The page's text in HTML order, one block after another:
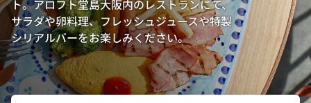
ト。アロフト堂島大阪内のレストランにて、
サラダや卵料理、フレッシュジュースや特製
シリアルバーをお楽しみください。